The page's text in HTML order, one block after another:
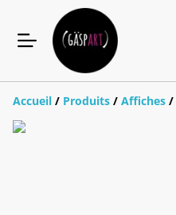
Accueil / Produits / Affiches /